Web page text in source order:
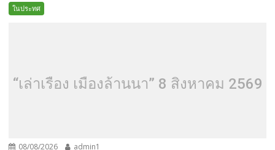
ในประทศ
“เล่าเรื่อง เมืองล้านนา” 8 สิงหาคม 2569
08/08/2026 admin1